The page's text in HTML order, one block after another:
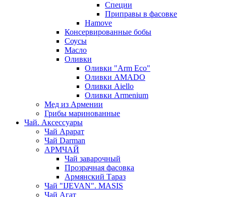
Специи
Приправы в фасовке
Hamove
Консервированные бобы
Соусы
Масло
Оливки
Оливки "Arm Eco"
Оливки AMADO
Оливки Aiello
Оливки Armenium
Мед из Армении
Грибы маринованные
Чай. Аксессуары
Чай Арарат
Чай Darman
АРМЧАЙ
Чай заварочный
Прозрачная фасовка
Армянский Тараз
Чай "IJEVAN". MASIS
Чай Агат